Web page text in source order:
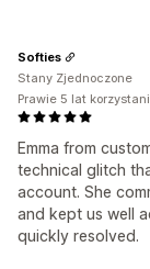
Emma from
technical glitch
account. She
and kept us well
quickly resolved.
Softies
Stany Zjednoczone
Prawie 5 lat